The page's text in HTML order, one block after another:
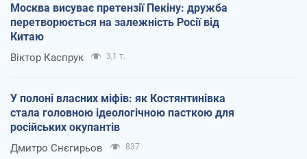
Москва висуває претензії Пекіну: дружба
перетворюється на залежність Росії від
Китаю
Віктор Каспрук 3,1 т.
У полоні власних міфів: як Костянтинівка
стала головною ідеологічною пасткою для
російських окупантів
Дмитро Снєгирьов 837